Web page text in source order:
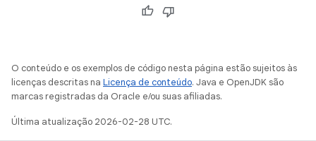
O conteúdo e os exemplos de código nesta página estão sujeitos às
licenças descritas na Licença de conteúdo. Java e OpenJDK são
marcas registradas da Oracle e/ou suas afiliadas.
Última atualização 2026-02-28 UTC.